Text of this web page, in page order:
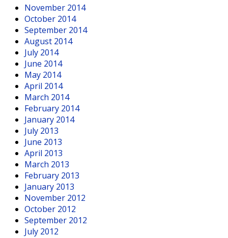
November 2014
October 2014
September 2014
August 2014
July 2014
June 2014
May 2014
April 2014
March 2014
February 2014
January 2014
July 2013
June 2013
April 2013
March 2013
February 2013
January 2013
November 2012
October 2012
September 2012
July 2012